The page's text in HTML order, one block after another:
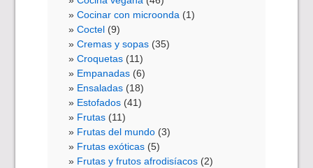
Cocinar con microonda (1)
Coctel (9)
Cremas y sopas (35)
Croquetas (11)
Empanadas (6)
Ensaladas (18)
Estofados (41)
Frutas (11)
Frutas del mundo (3)
Frutas exóticas (5)
Frutas y frutos afrodisíacos (2)